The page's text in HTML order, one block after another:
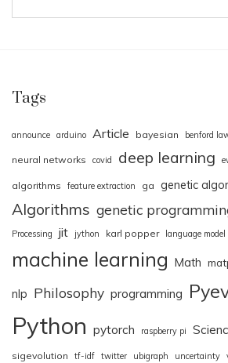
Tags
announce arduino Article bayesian benford
neural networks covid deep learning
algorithms feature extraction ga genetic
Algorithms genetic
Processing
jit jython karl popper language model
machine learning Math
nlp Philosophy programming
Python pytorch raspberry pi
sigevolution tf-idf twitter ubigraph uncertainty